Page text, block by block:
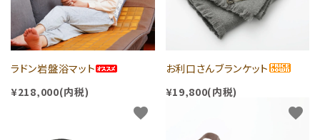
ラドン岩盤浴マット
¥218,000(内税)
お利口さんブランケット
¥19,800(内税)
favorite favorite